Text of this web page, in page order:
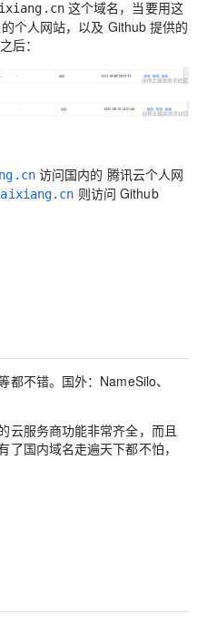
这个域名，当要用这
个人网站，以及 Github 提供的
后：
访问国内的 腾讯云个人网
则访问 Github
不错。国外：NameSilo、
云服务商功能非常齐全，而且
国内域名走遍天下都不怕，